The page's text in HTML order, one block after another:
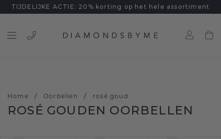
TIJDELIJKE ACTIE: 20% korting op het hele assortiment
Home / Oorbellen / rosé goud
ROSÉ GOUDEN OORBELLEN